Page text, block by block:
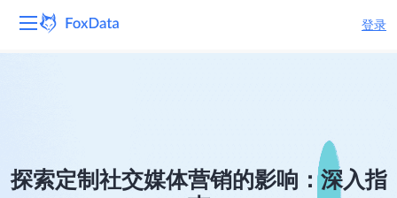
登录
解决方案
探索定制社交媒体营销的影响：深入指